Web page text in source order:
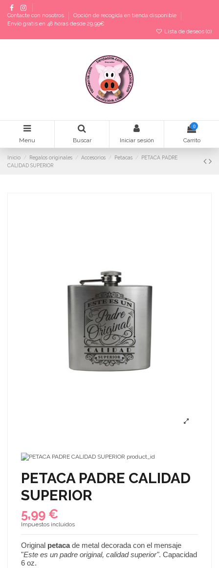
Contacte con nosotros
Opción de recogida en tienda disponible
Envío gratis en 48 horas desde 29,99€
Lista de deseos (0)
Menu Buscar Iniciar sesión
0
Carrito
Inicio Regalos originales Accesorios Petacas
PETACA PADRE
CALIDAD SUPERIOR
PETACA PADRE CALIDAD
SUPERIOR
5,99 €
Impuestos incluidos
Original petacade metal decorada con el mensaje
"Este es un padre original, calidad superior". Capacidad
6 oz.